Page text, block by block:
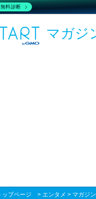
マガジ
ップページ > エンタメ > マガジン
無料診断